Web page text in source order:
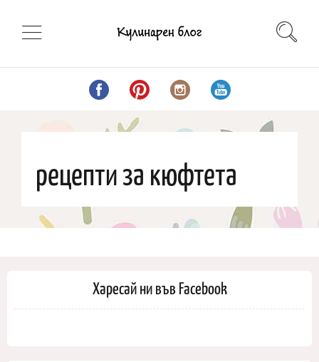
рецепти за кюфтета
Харесай ни във Facebook